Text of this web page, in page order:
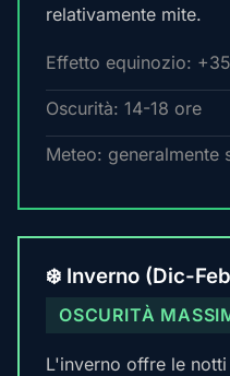
relativamente mite.
Effetto equinozio:
Oscurità: 14-18 ore
Meteo: generalmente
❄️ Inverno (Dic-
OSCURITÀ
L'inverno offre le